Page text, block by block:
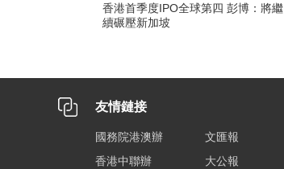
香港首季度IPO全球第四 彭博：將繼
續碾壓新加坡
友情鏈接
國務院港澳辦
文匯報
香港中聯辦
大公報